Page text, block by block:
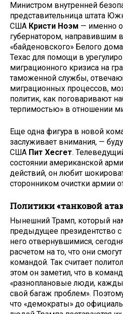
Министром внутренней
представительница штата
США Кристи Ноэм — именно
губернатором, направившим
«байденовского» Белого
Техас для помощи в
миграционного кризиса на
таможенной службы,
миграционных процессов,
политик, как поговаривают
терпимостью» в отношении
Еще одна фигура в новой
заслуживает внимания, —
США Пит Хесгет.
состоянии американской
действий, он любит
сторонником очистки армии
Политики «танковой
Нынешний Трамп, который
предыдущее президентство
него отвернувшимися,
расчетом на то, что они
командой. Так считает
этом он заметил, что в
«разноплановые люди,
свой багаж проблем».
что «демократы» до